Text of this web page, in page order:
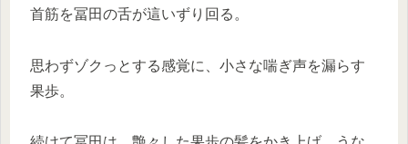
首筋を冨田の舌が這いずり回る。
思わずゾクっとする感覚に、小さな喘ぎ声を漏らす
果歩。